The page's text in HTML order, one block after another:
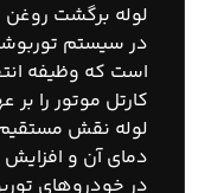
لوله برگشت روغن
در سیستم
است که وظیفه
کارتل موتور را
لوله نقش
دمای آن و افزایش